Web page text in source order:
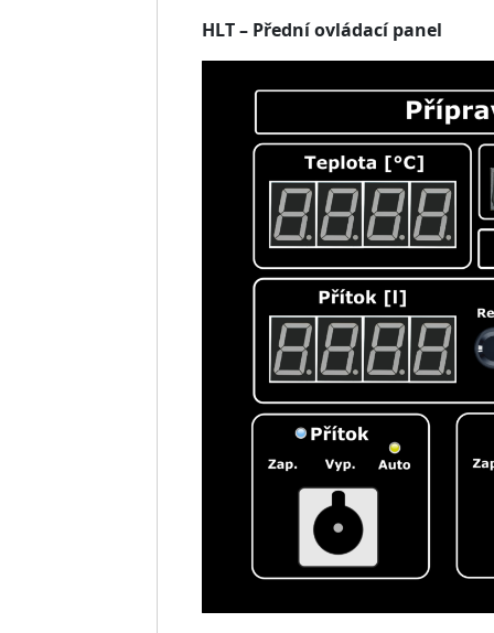
HLT – Přední ovládací panel